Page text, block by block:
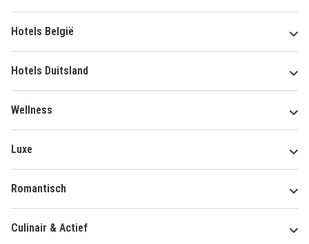
Hotels België
Hotels Duitsland
Wellness
Luxe
Romantisch
Culinair & Actief